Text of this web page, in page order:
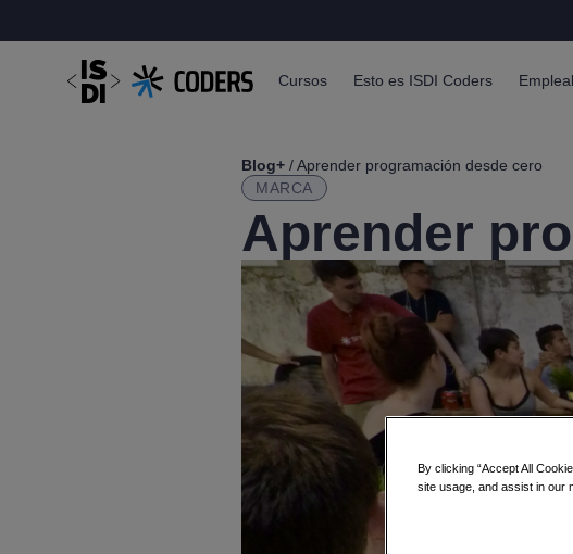
Cursos Esto es ISDI Coders
Blog+ / Aprender programación desde cero
MARCA
Aprender
By clicking “Accept All
site usage, and assist in our